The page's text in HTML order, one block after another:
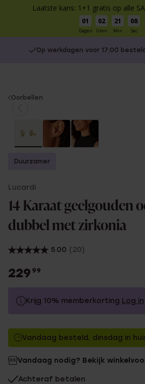
Laatste kans: 1+1 gratis op alle
01
Dagen
02
Uren
21
Min
08
Sec
Op werkdagen voor 17:00
You
Oorbellen
Duurzamer
Lucardi
14 Karaat geelgouden
dubbel met zirkonia
5.00 (20)
229 99
Krijg 10% memberkorting Log in
Zonder memberkorting
Met memberkorting
Vandaag besteld, dinsdag in
Vandaag nodig? Bekijk
Achteraf betalen